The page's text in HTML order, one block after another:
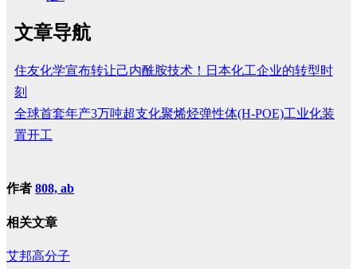
文章导航
住友化学宣布转让己内酰胺技术！日本化工企业的转型时
刻
全球首套年产3万吨超支化聚烯烃弹性体(H-POE)工业化装
置开工
作者 808, ab
相关文章
艾邦高分子